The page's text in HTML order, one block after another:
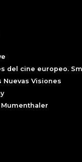
del cine europeo.
Nuevas Visiones
Mumenthaler